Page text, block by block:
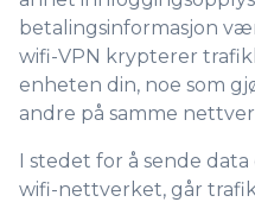
betalingsinformasjon
wifi-VPN krypterer
enheten din, noe som
andre på samme
I stedet for å sende
wifi-nettverket, går